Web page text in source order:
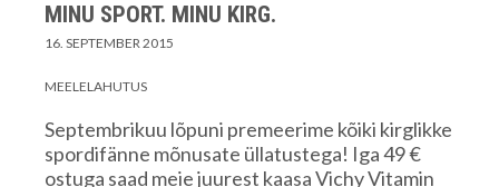
MINU SPORT. MINU KIRG.
16. SEPTEMBER 2015
MEELELAHUTUS
Septembrikuu lõpuni premeerime kõiki kirglikke
spordifänne mõnusate üllatustega! Iga 49 €
ostuga saad meie juurest kaasa Vichy Vitamin